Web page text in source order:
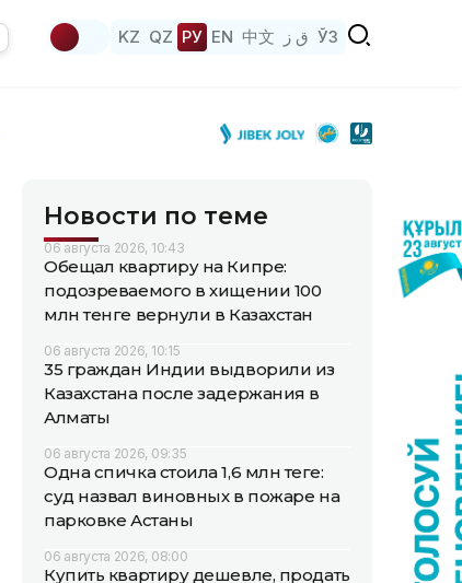
KZ QZ РУ EN 中文 ق ز ЎЗ
Новости по теме
06 августа 2026, 10:43
Обещал квартиру на Кипре:
подозреваемого в хищении 100
млн тенге вернули в Казахстан
06 августа 2026, 10:15
35 граждан Индии выдворили из
Казахстана после задержания в
Алматы
06 августа 2026, 09:35
Одна спичка стоила 1,6 млн теңге:
суд назвал виновных в пожаре на
парковке Астаны
06 августа 2026, 08:00
Купить квартиру дешевле, продать